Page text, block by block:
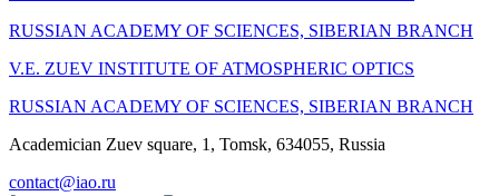
RUSSIAN ACADEMY OF SCIENCES, SIBERIAN BRANCH
V.E. ZUEV INSTITUTE OF ATMOSPHERIC OPTICS
RUSSIAN ACADEMY OF SCIENCES, SIBERIAN BRANCH
Academician Zuev square, 1, Tomsk, 634055, Russia
contact@iao.ru